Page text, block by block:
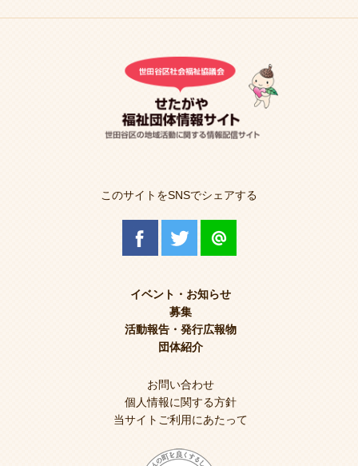
このサイトをSNSでシェアする
イベント・お知らせ
募集
活動報告・発行広報物
団体紹介
お問い合わせ
個人情報に関する方針
当サイトご利用にあたって